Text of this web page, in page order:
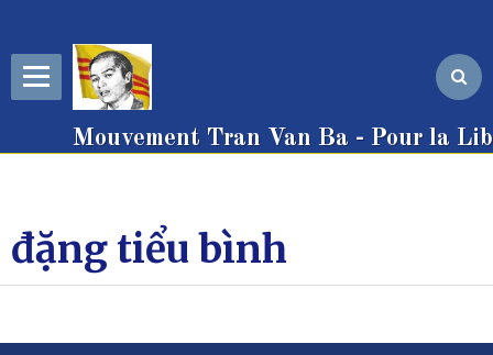
Mouvement Tran Van Ba - Pour la
đặng tiểu bình